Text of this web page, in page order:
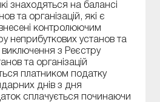
знаходяться на балансі
та організацій, які є
контролюючим
неприбуткових установ та
виключення з Реєстру
та організацій
платником податку
днів з дня
сплачується починаючи